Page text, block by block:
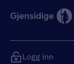
Logg inn